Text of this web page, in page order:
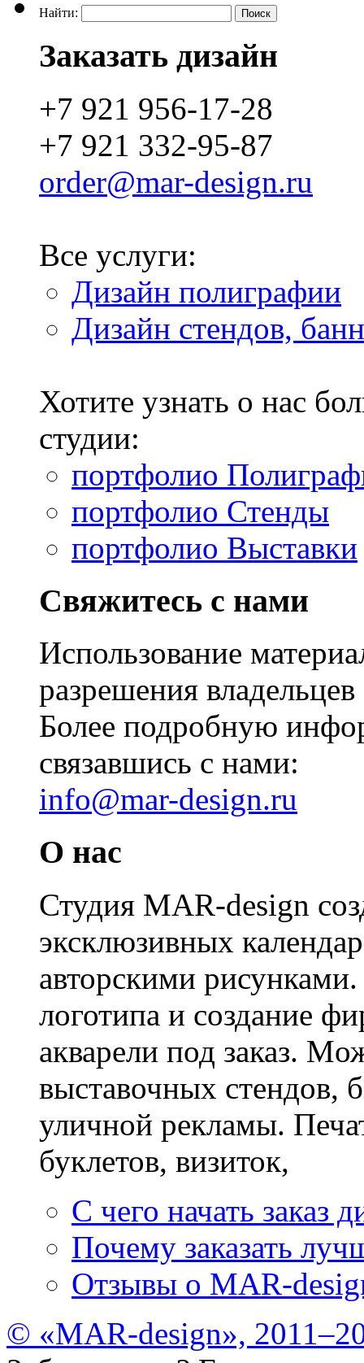
Найти:
Заказать дизайн
+7 921 956-17-28
+7 921 332-95-87
order@mar-design.ru
Все услуги:
Дизайн полиграфии
Дизайн стендов,
Хотите узнать о нас
студии:
портфолио
портфолио Стенды
портфолио Выставки
Свяжитесь с нами
Использование
разрешения
Более подробную
связавшись с нами:
info@mar-design.ru
О нас
Студия MAR-design
эксклюзивных
авторскими рисунками.
логотипа и создание
акварели под заказ.
выставочных стендов,
уличной рекламы.
буклетов, визиток,
С чего начать заказ
Почему заказать
Отзывы о MAR-
© «MAR-design»,